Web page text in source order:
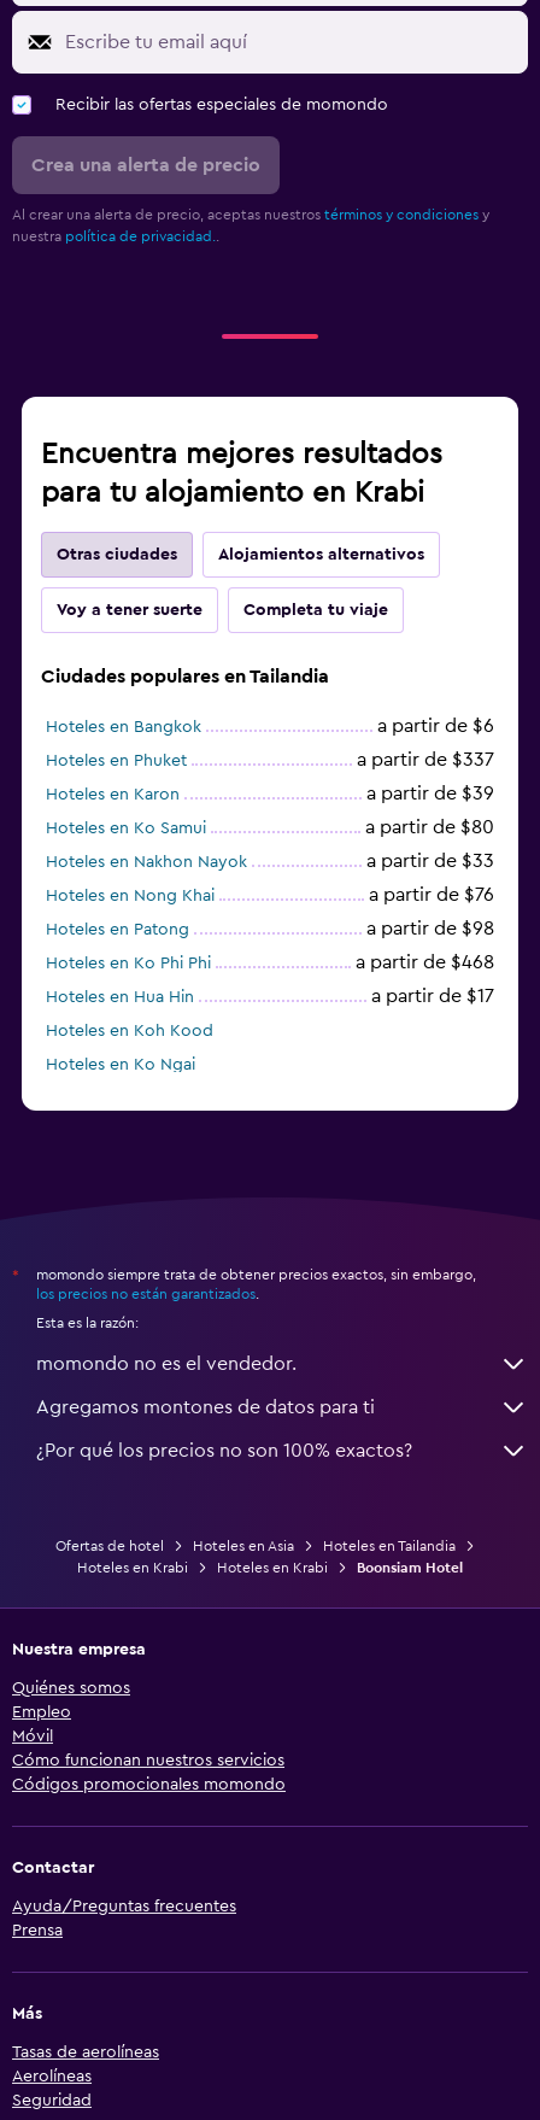
Recibir las ofertas especiales de momondo
Crea una alerta de precio
Al crear una alerta de precio, aceptas nuestros términos y condiciones y
nuestra política de privacidad.
Encuentra mejores resultados
para tu alojamiento en Krabi
Otras ciudades Alojamientos alternativos
Voy a tener suerte Completa tu viaje
Ciudades populares en Tailandia
Hoteles en Bangkok a partir de $6
Hoteles en Phuket a partir de $337
Hoteles en Karon a partir de $39
Hoteles en Ko Samui a partir de $80
Hoteles en Nakhon Nayok a partir de $33
Hoteles en Nong Khai a partir de $76
Hoteles en Patong a partir de $98
Hoteles en Ko Phi Phi a partir de $468
Hoteles en Hua Hin a partir de $17
Hoteles en Koh Kood
Hoteles en Ko Ngai
*
momondo siempre trata de obtener precios exactos, sin embargo,
los precios no están garantizados
Esta es la razón:
momondo no es el vendedor.
Agregamos montones de datos para ti
¿Por qué los precios no son 100% exactos?
Ofertas de hotel Hoteles en Asia
Hoteles en Tailandia
Hoteles en Krabi
Hoteles en Krabi Boonsiam Hotel
Nuestra empresa
Quiénes somos
Empleo
Móvil
Cómo funcionan nuestros servicios
Códigos promocionales momondo
Contactar
Ayuda/Preguntas frecuentes
Prensa
Más
Tasas de aerolíneas
Aerolíneas
Seguridad